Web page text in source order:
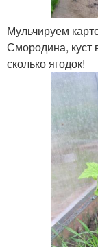
Мульчируем
Смородина, куст
сколько ягодок!